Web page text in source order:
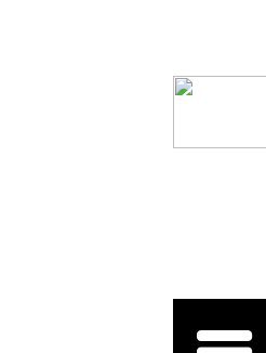
Salta al